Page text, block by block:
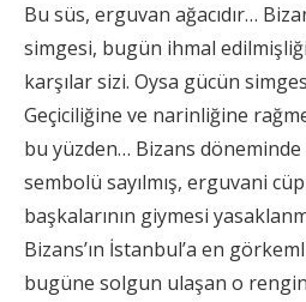
Bu süs, erguvan ağacıdır…
simgesi, bugün ihmal
karşılar sizi. Oysa gücün
Geçiciliğine ve narinliğine
bu yüzden… Bizans
sembolü sayılmış, erguvani
başkalarının giymesi
Bizans’ın İstanbul’a en
bugüne solgun ulaşan o